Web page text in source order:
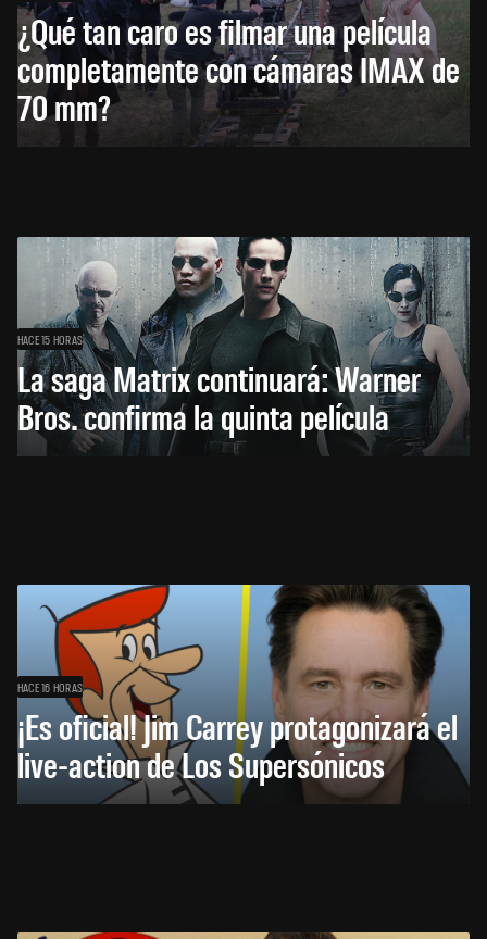
¿Qué tan caro es filmar una película
completamente con cámaras IMAX de
70 mm?
HACE 15 HORAS
La saga Matrix continuará: Warner
Bros. confirma la quinta película
HACE 16 HORAS
¡Es oficial! Jim Carrey protagonizará el
live-action de Los Supersónicos